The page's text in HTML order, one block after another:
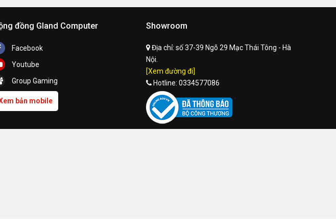
đồng Gland Computer
Facebook
Youtube
Group Gaming
bản mobile
Showroom
Địa chỉ: số 37-39 Ngõ 29 Mạc Thái Tông - Hà
Nội.
[Xem đường đi]
Hotline: 0334577086